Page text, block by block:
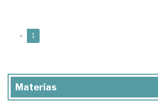
« 1
Materias